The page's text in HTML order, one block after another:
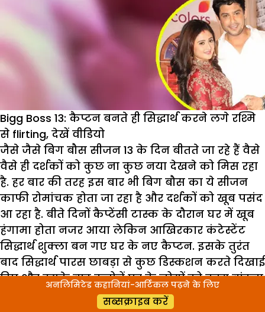
क्या
छोड़ेंगी
Bigg Boss 13: कैप्टन बनते ही सिद्धार्थ करने लगे रश्मि
से flirting, देखें वीडियो
जैसे जैसे बिग बौस सीजन 13 के दिन बीतते जा रहे हैं वैसे
वैसे ही दर्शकों को कुछ ना कुछ नया देखने को मिस रहा
है. हर बार की तरह इस बार भी बिग बौस का ये सीजन
काफी रोमांचक होता जा रहा है और दर्शकों को खूब पसंद
आ रहा है. बीते दिनों कैप्टेंसी टास्क के दौरान घर में खूब
हंगामा होता नजर आया लेकिन आखिरकार कंटेस्टेंट
सिद्धार्थ शुक्ला बन गए घर के नए कैप्टन. इसके तुरंत
बाद सिद्धार्थ पारस छाबड़ा से कुछ डिस्कशन करते दिखाई
दिए और उसके बाद उन्होनें घर के लोगों को काम बांटना
अनलिमिटेड कहानियां-आर्टिकल पढ़ने के लिए
सब्सक्राइब करें